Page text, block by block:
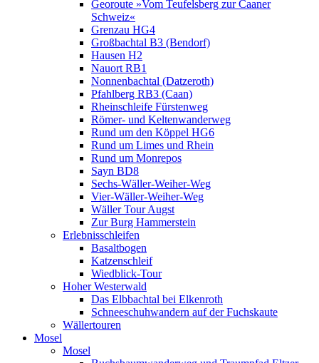
Georoute »Vom Teufelsberg zur Caaner
Schweiz«
Grenzau HG4
Großbachtal B3 (Bendorf)
Hausen H2
Nauort RB1
Nonnenbachtal (Datzeroth)
Pfahlberg RB3 (Caan)
Rheinschleife Fürstenweg
Römer- und Keltenwanderweg
Rund um den Köppel HG6
Rund um Limes und Rhein
Rund um Monrepos
Sayn BD8
Sechs-Wäller-Weiher-Weg
Vier-Wäller-Weiher-Weg
Wäller Tour Augst
Zur Burg Hammerstein
Erlebnisschleifen
Basaltbogen
Katzenschleif
Wiedblick-Tour
Hoher Westerwald
Das Elbbachtal bei Elkenroth
Schneeschuhwandern auf der Fuchskaute
Wällertouren
Mosel
Mosel